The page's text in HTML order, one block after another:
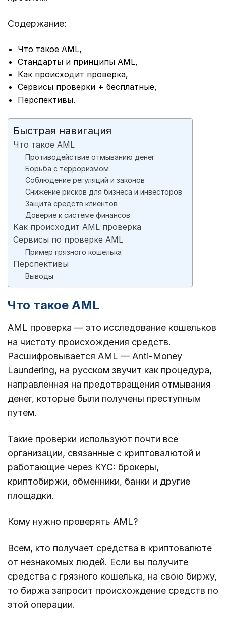
Содержание:
Что такое AML,
Стандарты и принципы AML,
Как происходит проверка,
Сервисы проверки + бесплатные,
Перспективы.
Быстрая навигация
Что такое AML
Противодействие отмыванию денег
Борьба с терроризмом
Соблюдение регуляций и законов
Снижение рисков для бизнеса и инвесторов
Защита средств клиентов
Доверие к системе финансов
Как происходит AML проверка
Сервисы по проверке AML
Пример грязного кошелька
Перспективы
Выводы
Что такое AML
AML проверка — это исследование кошельков
на чистоту происхождения средств.
Расшифровывается AML — Anti-Money
Laundering, на русском звучит как процедура,
направленная на предотвращения отмывания
денег, которые были получены преступным
путем.
Такие проверки используют почти все
организации, связанные с криптовалютой и
работающие через KYC: брокеры,
криптобиржи, обменники, банки и другие
площадки.
Кому нужно проверять AML?
Всем, кто получает средства в криптовалюте
от незнакомых людей. Если вы получите
средства с грязного кошелька, на свою биржу,
то биржа запросит происхождение средств по
этой операции.